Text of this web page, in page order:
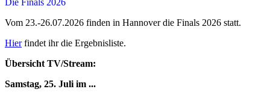
Vom 23.-26.07.2026 finden in Hannover die Finals 2026 statt.
Hierfindet ihr die Ergebnisliste.
Übersicht TV/Stream:
Samstag, 25. Juli im ...